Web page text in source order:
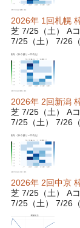
2026年 1回札幌
芝 7/25（土） A
7/25（土） 7/26
2026年 2回新潟
芝 7/25（土） A
7/25（土） 7/26
2026年 2回中京
芝 7/25（土） A
7/25（土） 7/26